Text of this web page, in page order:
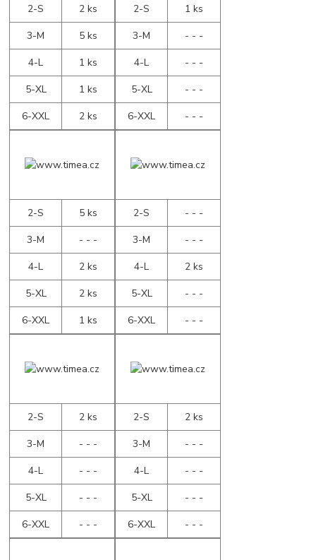
2-S
2 ks
3-M
5 ks
4-L
1 ks
5-XL
1 ks
6-XXL
2 ks
2-S
1 ks
3-M
- - -
4-L
- - -
5-XL
- - -
6-XXL
- - -
2-S
5 ks
3-M
- - -
4-L
2 ks
5-XL
2 ks
6-XXL
1 ks
2-S
- - -
3-M
- - -
4-L
2 ks
5-XL
- - -
6-XXL
- - -
2-S
2 ks
3-M
- - -
4-L
- - -
5-XL
- - -
6-XXL
- - -
2-S
2 ks
3-M
- - -
4-L
- - -
5-XL
- - -
6-XXL
- - -